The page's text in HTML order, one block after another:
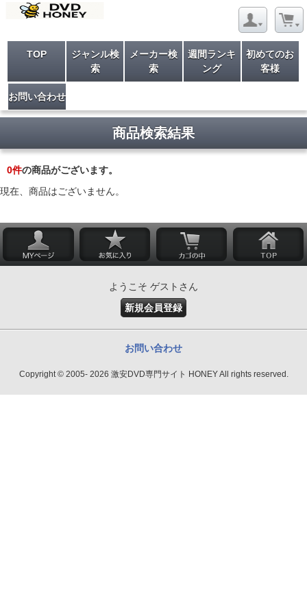
TOP
ジャンル検
索
メーカー検
索
週間ランキ
ング
初めてのお
客様
お問い合わせ
商品検索結果
0件の商品がございます。
現在、商品はございません。
ようこそ ゲストさん
新規会員登録
お問い合わせ
Copyright © 2005- 2026 激安DVD専門サイト HONEY All rights reserved.